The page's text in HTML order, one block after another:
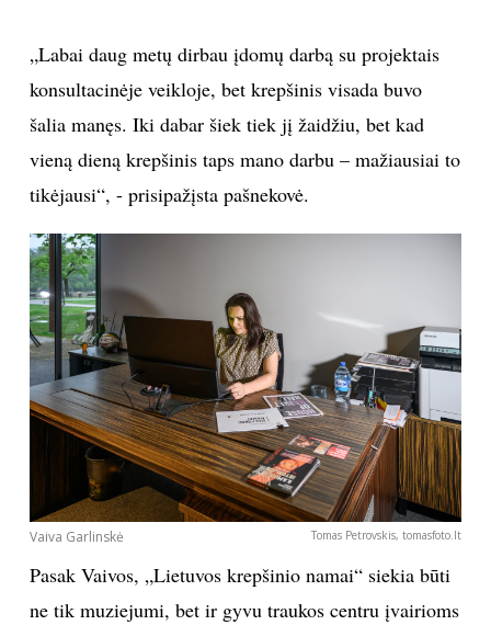
„Labai daug metų dirbau įdomų darbą su projektais
konsultacinėje veikloje, bet krepšinis visada buvo
šalia manęs. Iki dabar šiek tiek jį žaidžiu, bet kad
vieną dieną krepšinis taps mano darbu – mažiausiai to
tikėjausi“, - prisipažįsta pašnekovė.
Vaiva Garlinskė Tomas Petrovskis, tomasfoto.lt
Pasak Vaivos, „Lietuvos krepšinio namai“ siekia būti
ne tik muziejumi, bet ir gyvu traukos centru įvairioms